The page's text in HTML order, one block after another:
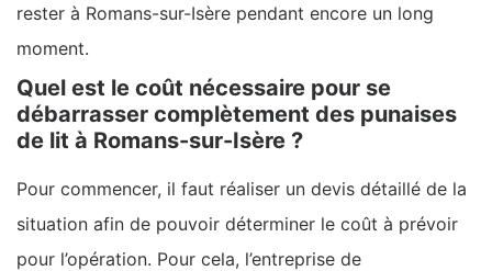
rester à Romans-sur-Isère pendant encore un long
moment.
Quel est le coût nécessaire pour se
débarrasser complètement des punaises
de lit à Romans-sur-Isère ?
Pour commencer, il faut réaliser un devis détaillé de la
situation afin de pouvoir déterminer le coût à prévoir
pour l’opération. Pour cela, l’entreprise de